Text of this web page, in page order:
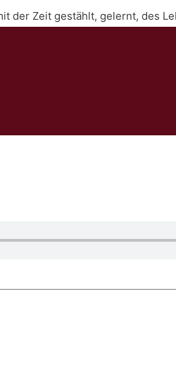
der Zeit gestählt, gelernt, des